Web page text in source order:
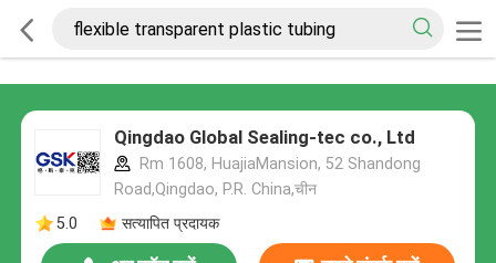
Qingdao Global Sealing-tec co., Ltd
Rm 1608, HuajiaMansion, 52 Shandong
Road,Qingdao, P.R. China,चीन
5.0
सत्यापित प्रदायक